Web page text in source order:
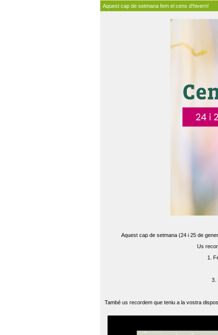
Aquest cap de setmana fem el cens d'hivern!
Aquest cap de setmana (24 i 25 de
Us
1.
3.
També us recordem que teniu a la vostra